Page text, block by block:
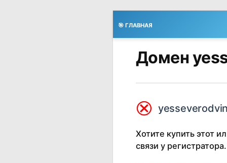
🎯 ГЛАВНАЯ
Домен
⮿
Хотите купить этот
связи у регистратора.